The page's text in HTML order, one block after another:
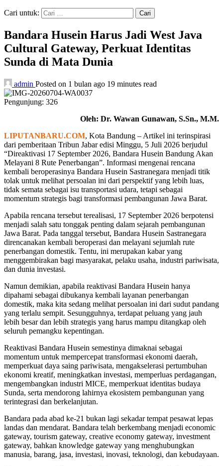
Cari untuk:
Bandara Husein Harus Jadi West Java
Cultural Gateway, Perkuat Identitas
Sunda di Mata Dunia
admin Posted on 1 bulan ago 19 minutes read
Pengunjung: 326
Oleh: Dr. Wawan Gunawan, S.Sn., M.M.
LIPUTANBARU.COM, Kota Bandung – Artikel ini terinspirasi
dari pemberitaan Tribun Jabar edisi Minggu, 5 Juli 2026 berjudul
“Direaktivasi 17 September 2026, Bandara Husein Bandung Akan
Melayani 8 Rute Penerbangan”. Informasi mengenai rencana
kembali beroperasinya Bandara Husein Sastranegara menjadi titik
tolak untuk melihat persoalan ini dari perspektif yang lebih luas,
tidak semata sebagai isu transportasi udara, tetapi sebagai
momentum strategis bagi transformasi pembangunan Jawa Barat.
Apabila rencana tersebut terealisasi, 17 September 2026 berpotensi
menjadi salah satu tonggak penting dalam sejarah pembangunan
Jawa Barat. Pada tanggal tersebut, Bandara Husein Sastranegara
direncanakan kembali beroperasi dan melayani sejumlah rute
penerbangan domestik. Tentu, ini merupakan kabar yang
menggembirakan bagi masyarakat, pelaku usaha, industri pariwisata,
dan dunia investasi.
Namun demikian, apabila reaktivasi Bandara Husein hanya
dipahami sebagai dibukanya kembali layanan penerbangan
domestik, maka kita sedang melihat persoalan ini dari sudut pandang
yang terlalu sempit. Sesungguhnya, terdapat peluang yang jauh
lebih besar dan lebih strategis yang harus mampu ditangkap oleh
seluruh pemangku kepentingan.
Reaktivasi Bandara Husein semestinya dimaknai sebagai
momentum untuk mempercepat transformasi ekonomi daerah,
memperkuat daya saing pariwisata, mengakselerasi pertumbuhan
ekonomi kreatif, meningkatkan investasi, memperluas perdagangan,
mengembangkan industri MICE, memperkuat identitas budaya
Sunda, serta mendorong lahirnya ekosistem pembangunan yang
terintegrasi dan berkelanjutan.
Bandara pada abad ke-21 bukan lagi sekadar tempat pesawat lepas
landas dan mendarat. Bandara telah berkembang menjadi economic
gateway, tourism gateway, creative economy gateway, investment
gateway, bahkan knowledge gateway yang menghubungkan
manusia, barang, jasa, investasi, inovasi, teknologi, dan kebudayaan.